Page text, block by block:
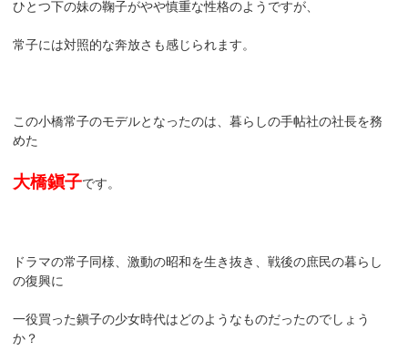
ひとつ下の妹の鞠子がやや慎重な性格のようですが、
常子には対照的な奔放さも感じられます。
この小橋常子のモデルとなったのは、暮らしの手帖社の社長を務
めた
大橋鎭子です。
ドラマの常子同様、激動の昭和を生き抜き、戦後の庶民の暮らし
の復興に
一役買った鎭子の少女時代はどのようなものだったのでしょう
か？